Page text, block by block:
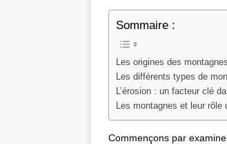
Sommaire :
Les origines des
Les différents types de
L’érosion : un facteur clé
Les montagnes et leur
Commençons par